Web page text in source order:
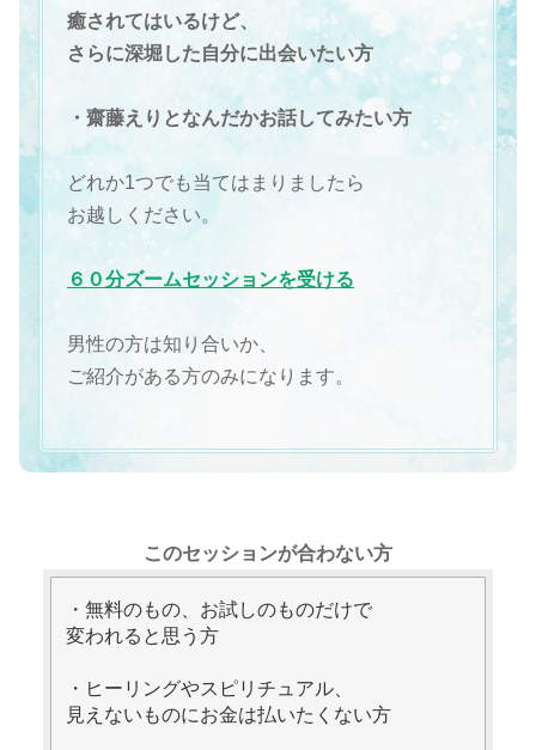
癒されてはいるけど、
さらに深堀した自分に出会いたい方
・齋藤えりとなんだかお話してみたい方
どれか1つでも当てはまりましたら
お越しください。
６０分ズームセッションを受ける
男性の方は知り合いか、
ご紹介がある方のみになります。
このセッションが合わない方
・無料のもの、お試しのものだけで
変われると思う方
・ヒーリングやスピリチュアル、
見えないものにお金は払いたくない方